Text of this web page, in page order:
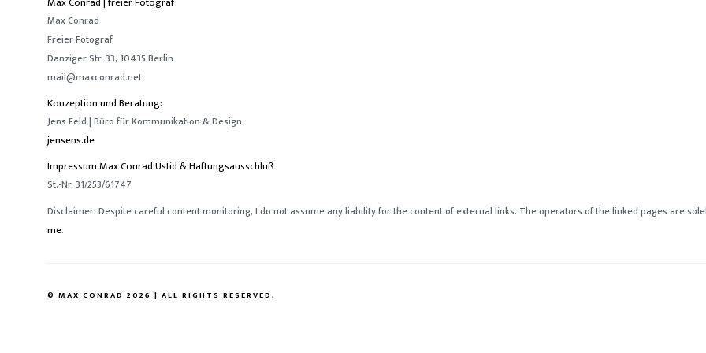
Max Conrad
Freier Fotograf
Danziger Str. 33, 10435 Berlin
mail@maxconrad.net
Konzeption und Beratung:
Jens Feld | Büro für Kommunikation & Design
jensens.de
Impressum Max Conrad Ustid & Haftungsausschluß
St.-Nr. 31/253/61747
Disclaimer: Despite careful content monitoring, I do not assume any liability for the content of external links. The operators of the linked pages are
me.
© MAX CONRAD 2026 | ALL RIGHTS RESERVED.